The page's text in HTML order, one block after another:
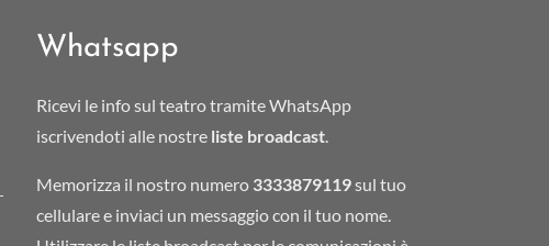
Whatsapp
Ricevi le info sul teatro tramite WhatsApp
iscrivendoti alle nostre liste broadcast.
Memorizza il nostro numero 3333879119sul tuo
cellulare e inviaci un messaggio con il tuo nome.